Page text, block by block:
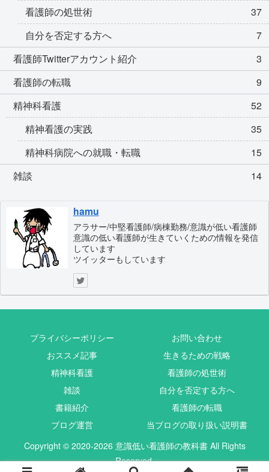
看護師の処世術
37
自分を否定する方へ
7
看護師Twitterアカウント紹介
3
看護師の転職
9
精神科看護
52
精神看護の実践
35
精神科病院への就職・転職
15
雑談
14
hamu
アラサー/中堅看護師/病棟勤務/意識が低い看護師
意識の低い看護師が生きていくための情報を発信
しています
ツイッターもしています
プライバシーポリシー
お問い合わせ
おススメ記事
生きるための戦略
精神科看護
看護師の処世術
雑談
自分を否定する方へ
書籍紹介
看護師の転職
ブログ運営
当ブログの取り扱い説明書
Copyright © 2020-2026 意識低い看護師の教科書 All Rights
Reserved.